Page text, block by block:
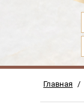
Главная /